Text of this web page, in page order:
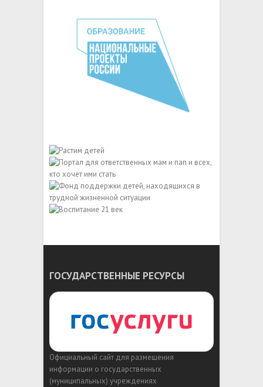
ГОСУДАРСТВЕННЫЕ РЕСУРСЫ
Официальный сайт для размещения
информации о государственных
(муниципальных) учреждениях